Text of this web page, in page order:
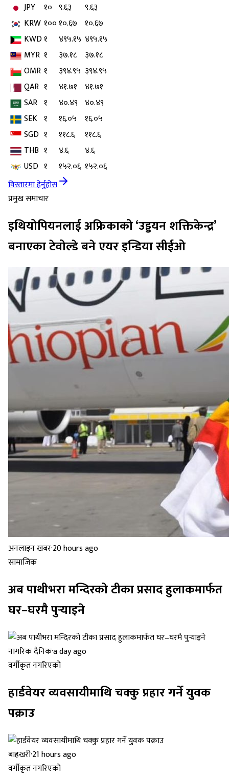
JPY
१० ९.६३
९.६३
KRW १००१०.६७ १०.६७
KWD१ ४९५.१५ ४९५.१५
MYR १ ३७.१८
३७.१८
OMR १ ३९४.९५ ३९४.९५
QAR १ ४१.७१
४१.७१
SAR १ ४०.४९ ४०.४९
SEK १ १६.०५
१६.०५
SGD १ ११८.६
११८.६
THB १ ४.६
४.६
USD १ १५२.०६ १५२.०६
विस्तारमा हेर्नुहोस
प्रमुख समाचार
इथियोपियनलाई अफ्रिकाको ‘उड्डयन शक्तिकेन्द्र’
बनाएका टेवोल्डे बने एयर इन्डिया सीईओ
अनलाइन खबर·20 hours ago
सामाजिक
अब पाथीभरा मन्दिरको टीका प्रसाद हुलाकमार्फत
घर–घरमै पुर्‍याइने
नागरिक दैनिक·a day ago
वर्गीकृत नगरिएको
हार्डवेयर व्यवसायीमाथि चक्कु प्रहार गर्ने युुवक
पक्राउ
बाह्रखरी·21 hours ago
वर्गीकृत नगरिएको